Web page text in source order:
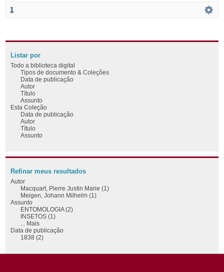
1
Listar por
Todo a biblioteca digital
Tipos de documento & Coleções
Data de publicação
Autor
Título
Assunto
Esta Coleção
Data de publicação
Autor
Título
Assunto
Refinar meus resultados
Autor
Macquart, Pierre Justin Marie (1)
Meigen, Johann Milhelm (1)
Assunto
ENTOMOLOGIA (2)
INSETOS (1)
... Mais
Data de publicação
1838 (2)